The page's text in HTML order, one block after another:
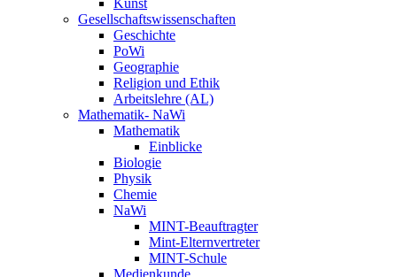
Kunst
Gesellschaftswissenschaften
Geschichte
PoWi
Geographie
Religion und Ethik
Arbeitslehre (AL)
Mathematik- NaWi
Mathematik
Einblicke
Biologie
Physik
Chemie
NaWi
MINT-Beauftragter
Mint-Elternvertreter
MINT-Schule
Medienkunde